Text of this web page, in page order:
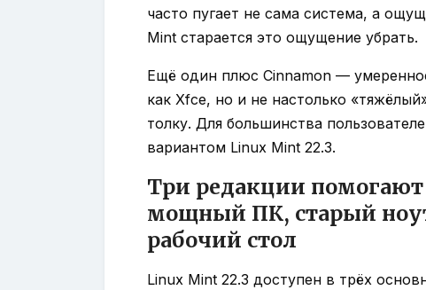
часто пугает не сама система, а
Mint старается это ощущение убрать.
Ещё один плюс Cinnamon —
как Xfce, но и не настолько
толку. Для большинства
вариантом Linux Mint 22.3.
Три редакции помогают
мощный ПК, старый
рабочий стол
Linux Mint 22.3 доступен в трёх